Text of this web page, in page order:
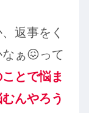
返事をく
ぁ😖って
とで悩ま
んやろう